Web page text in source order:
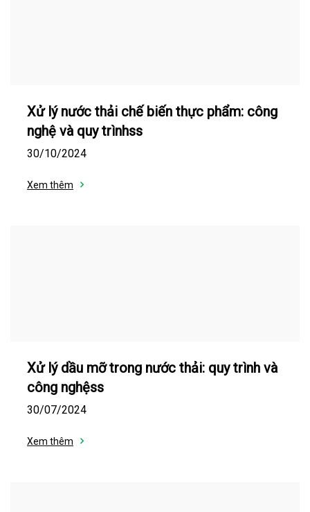
Xử lý nước thải chế biến thực phẩm: công
nghệ và quy trìnhss
30/10/2024
Xem thêm
Xử lý dầu mỡ trong nước thải: quy trình và
công nghệss
30/07/2024
Xem thêm